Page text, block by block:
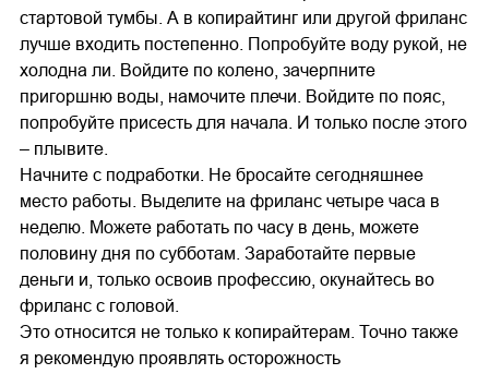
стартовой тумбы. А в копирайтинг или другой фриланс
лучше входить постепенно. Попробуйте воду рукой, не
холодна ли. Войдите по колено, зачерпните
пригоршню воды, намочите плечи. Войдите по пояс,
попробуйте присесть для начала. И только после этого
– плывите.
Начните с подработки. Не бросайте сегодняшнее
место работы. Выделите на фриланс четыре часа в
неделю. Можете работать по часу в день, можете
половину дня по субботам. Заработайте первые
деньги и, только освоив профессию, окунайтесь во
фриланс с головой.
Это относится не только к копирайтерам. Точно также
я рекомендую проявлять осторожность